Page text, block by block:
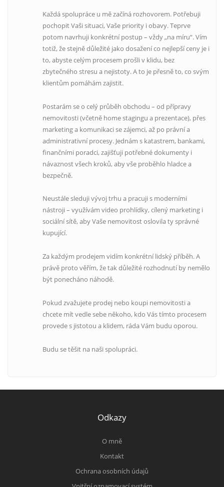
Každá spolupráce u mě začíná rozhovorem. Potřebuji
pochopit Vaši situaci, Vaše priority i obavy. Teprve
potom navrhuji konkrétní postup – vždy „na míru“. Vím
totiž, že stejně důležité jako dosažení co nejlepší ceny je i
to, abyste celým procesem prošli v klidu, bez
zbytečného stresu a nejistoty. A to je přesně to, co svým
klientům pomáhám zajistit.
Postarám se o celý průběh obchodu – od přípravy
nemovitosti (včetně home stagingu a prezentace), přes
marketing a komunikaci se zájemci, až po právní a
administrativní procesy. Jednám s katastrem, bankami,
finančními poradci, zajišťuji potřebné dokumenty i
návaznost všech kroků, aby vše proběhlo hladce a
bezpečně.
Neustále sleduji vývoj trhu a pracuji s moderními
nástroji – využívám video prohlídky, cílený marketing i
sociální sítě, aby Vaše nemovitost oslovila ty správné
kupující.
Za každým prodejem vidím konkrétní lidský příběh. A
právě proto věřím, že tak důležité rozhodnutí by nemělo
být ponecháno náhodě.
Pokud zvažujete prodej nebo koupi nemovitosti a
chcete mít vedle sebe někoho, kdo Vás tímto procesem
provede s jistotou a klidem, ráda Vám budu oporou.
Budu se těšit na naši spolupráci.
Odkazy
O mně
Kontakt
Ochrana osobních údajů